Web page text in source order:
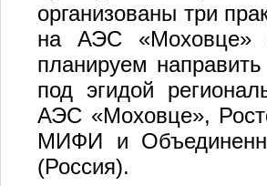
организованы три
на АЭС «Моховце»
планируем
под эгидой
АЭС «Моховце»,
МИФИ и
(Россия).